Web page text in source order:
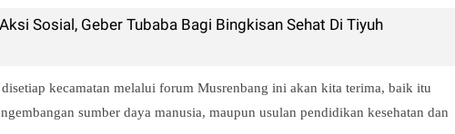
Sosial, Geber Tubaba Bagi Bingkisan Sehat Di Tiyuh
kecamatan melalui forum Musrenbang ini akan kita terima, baik itu
sumber daya manusia, maupun usulan pendidikan kesehatan dan